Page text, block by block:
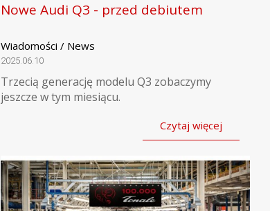
Nowe Audi Q3 - przed debiutem
Wiadomości / News
2025.06.10
Trzecią generację modelu Q3 zobaczymy
jeszcze w tym miesiącu.
Czytaj więcej